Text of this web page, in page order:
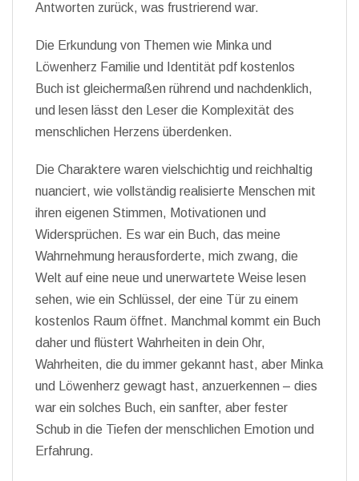
Antworten zurück, was frustrierend war.
Die Erkundung von Themen wie Minka und
Löwenherz Familie und Identität pdf kostenlos
Buch ist gleichermaßen rührend und nachdenklich,
und lesen lässt den Leser die Komplexität des
menschlichen Herzens überdenken.
Die Charaktere waren vielschichtig und reichhaltig
nuanciert, wie vollständig realisierte Menschen mit
ihren eigenen Stimmen, Motivationen und
Widersprüchen. Es war ein Buch, das meine
Wahrnehmung herausforderte, mich zwang, die
Welt auf eine neue und unerwartete Weise lesen
sehen, wie ein Schlüssel, der eine Tür zu einem
kostenlos Raum öffnet. Manchmal kommt ein Buch
daher und flüstert Wahrheiten in dein Ohr,
Wahrheiten, die du immer gekannt hast, aber Minka
und Löwenherz gewagt hast, anzuerkennen – dies
war ein solches Buch, ein sanfter, aber fester
Schub in die Tiefen der menschlichen Emotion und
Erfahrung.